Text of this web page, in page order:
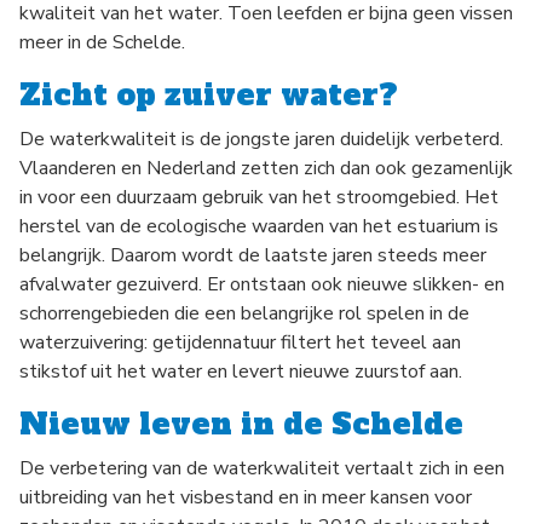
kwaliteit van het water. Toen leefden er bijna geen vissen
meer in de Schelde.
Zicht op zuiver water?
De waterkwaliteit is de jongste jaren duidelijk verbeterd.
Vlaanderen en Nederland zetten zich dan ook gezamenlijk
in voor een duurzaam gebruik van het stroomgebied. Het
herstel van de ecologische waarden van het estuarium is
belangrijk. Daarom wordt de laatste jaren steeds meer
afvalwater gezuiverd. Er ontstaan ook nieuwe slikken- en
schorrengebieden die een belangrijke rol spelen in de
waterzuivering: getijdennatuur filtert het teveel aan
stikstof uit het water en levert nieuwe zuurstof aan.
Nieuw leven in de Schelde
De verbetering van de waterkwaliteit vertaalt zich in een
uitbreiding van het visbestand en in meer kansen voor